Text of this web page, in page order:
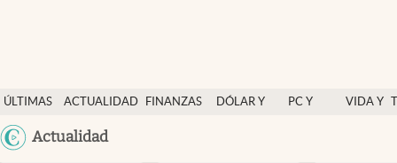
ÚLTIMAS
NOTICIAS
ACTUALIDAD
FINANZAS
DÓLAR Y
PC Y
VIDA Y
Actualidad
Actualidad
Finanzas y economía